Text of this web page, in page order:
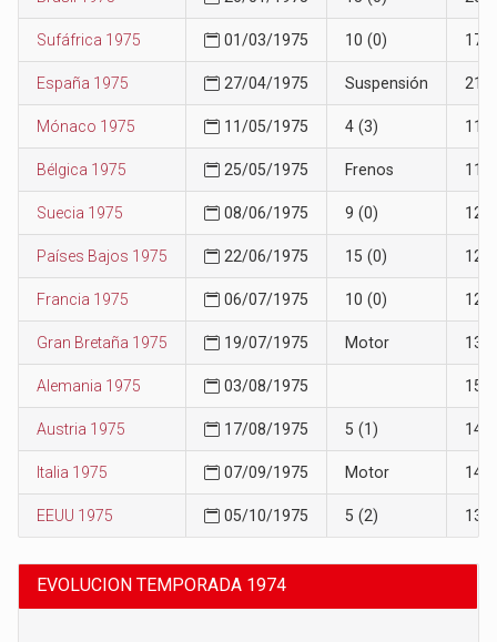
Sufáfrica 1975 01/03/1975 10 (0) 17
España 1975 27/04/1975 Suspensión 21
Mónaco 1975 11/05/1975 4 (3) 11
Bélgica 1975 25/05/1975 Frenos 11
Suecia 1975 08/06/1975 9 (0) 12
Países Bajos 1975 22/06/1975 15 (0) 12
Francia 1975 06/07/1975 10 (0) 12
Gran Bretaña 1975 19/07/1975 Motor 13
Alemania 1975 03/08/1975 15
Austria 1975 17/08/1975 5 (1) 14
Italia 1975 07/09/1975 Motor 14
EEUU 1975 05/10/1975 5 (2) 13
EVOLUCION TEMPORADA 1974